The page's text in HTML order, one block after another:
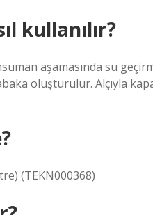
kullanılır?
aşamasında su
oluşturulur. Alçıyla
(TEKN000368)